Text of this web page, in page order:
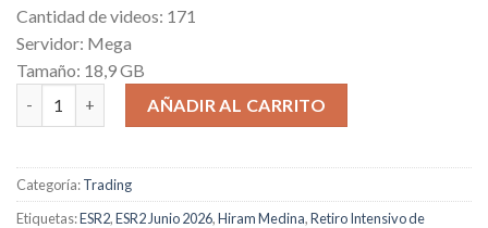
Cantidad de videos: 171
Servidor: Mega
Tamaño: 18,9 GB
Retiro Intensivo de Trading ESR2 (Junio 2026) de Hiram
AÑADIR AL CARRITO
Categoría:Trading
Etiquetas:ESR2,ESR2 Junio 2026,Hiram Medina,Retiro Intensivo de